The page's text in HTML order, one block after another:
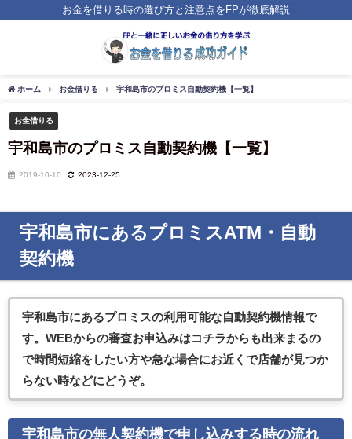
お金を借りる時の選び方と注意点をFPが徹底解説
ホーム お金借りる 宇和島市のプロミス自動契約機【一覧】
お金借りる
宇和島市のプロミス自動契約機【一覧】
2019-10-10 2023-12-25
宇和島市にあるプロミスATM・自動
契約機
宇和島市にあるプロミスの利用可能な自動契約機情報で
す。WEBからの審査お申込みはコチラからも出来まるの
で時間短縮をしたい方や急な場合にお近くで店舗が見つか
らない時などにどうぞ。
宇和島市の無人契約機で申し込みする時の流れ